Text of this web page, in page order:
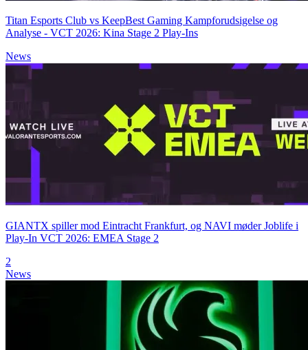
Titan Esports Club vs KeepBest Gaming Kampforudsigelse og
Analyse - VCT 2026: Kina Stage 2 Play-Ins
News
GIANTX spiller mod Eintracht Frankfurt, og NAVI møder Joblife i
Play-In VCT 2026: EMEA Stage 2
2
News